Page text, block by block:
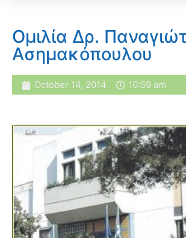
Ομιλία Δρ.
Ασημακόπουλου
October 14, 2014 10:59 am